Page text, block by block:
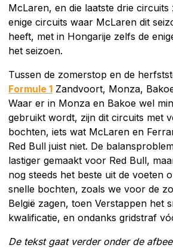
McLaren, en die laatste drie circuits
enige circuits waar McLaren dit
heeft, met in Hongarije zelfs de
het seizoen.
Tussen de zomerstop en de
Formule 1 Zandvoort, Monza,
Waar er in Monza en Bakoe wel
gebruikt wordt, zijn dit circuits met
bochten, iets wat McLaren en
Red Bull juist niet. De
lastiger gemaakt voor Red Bull,
nog steeds het beste uit de voeten
snelle bochten, zoals we voor de
België zagen, toen Verstappen het
kwalificatie, en ondanks gridstraf
De tekst gaat verder onder de